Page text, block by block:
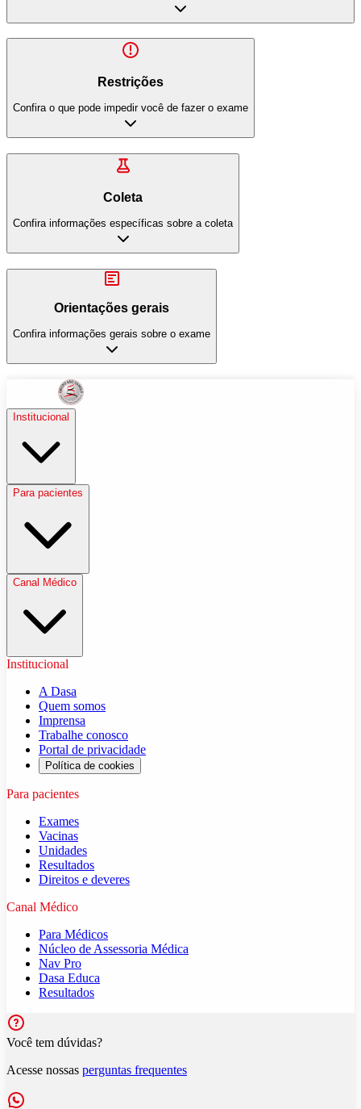
Restrições
Confira o que pode impedir você de fazer o exame
Coleta
Confira informações específicas sobre a coleta
Orientações gerais
Confira informações gerais sobre o exame
Institucional
Para pacientes
Canal Médico
Institucional
A Dasa
Quem somos
Imprensa
Trabalhe conosco
Portal de privacidade
Política de cookies
Para pacientes
Exames
Vacinas
Unidades
Resultados
Direitos e deveres
Canal Médico
Para Médicos
Núcleo de Assessoria Médica
Nav Pro
Dasa Educa
Resultados
Você tem dúvidas?
Acesse nossas perguntas frequentes